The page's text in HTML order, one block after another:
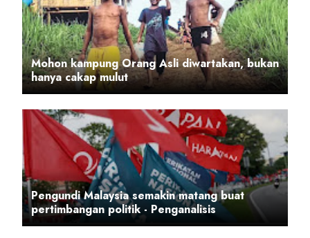
Mohon kampung Orang Asli diwartakan, bukan
hanya cakap mulut
Pengundi Malaysia semakin matang buat
pertimbangan politik - Penganalisis